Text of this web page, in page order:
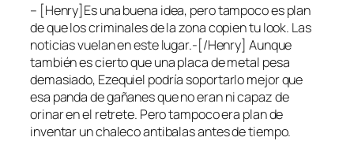
– [Henry]Es una buena idea, pero tampoco es plan
de que los criminales de la zona copien tu look. Las
noticias vuelan en este lugar.-[/Henry] Aunque
también es cierto que una placa de metal pesa
demasiado, Ezequiel podría soportarlo mejor que
esa panda de gañanes que no eran ni capaz de
orinar en el retrete. Pero tampoco era plan de
inventar un chaleco antibalas antes de tiempo.